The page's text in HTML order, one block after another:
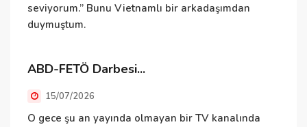
seviyorum.” Bunu Vietnamlı bir arkadaşımdan
duymuştum.
ABD-FETÖ Darbesi...
15/07/2026
O gece şu an yayında olmayan bir TV kanalında